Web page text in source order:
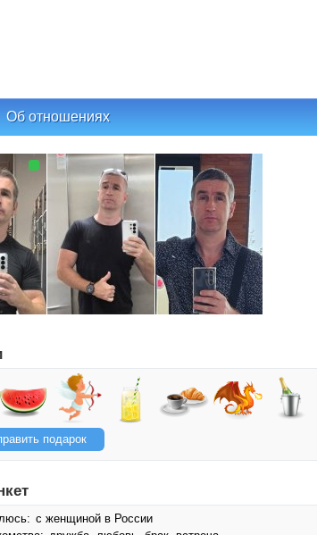
Об отношениях
подарок
с женщиной в России